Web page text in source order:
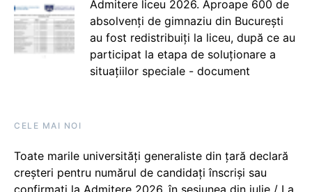
Admitere liceu 2026. Aproape 600 de
absolvenți de gimnaziu din București
au fost redistribuiți la liceu, după ce au
participat la etapa de soluționare a
situațiilor speciale - document
CELE MAI NOI
Toate marile universități generaliste din țară declară
creșteri pentru numărul de candidați înscriși sau
confirmați la Admitere 2026, în sesiunea din iulie / La